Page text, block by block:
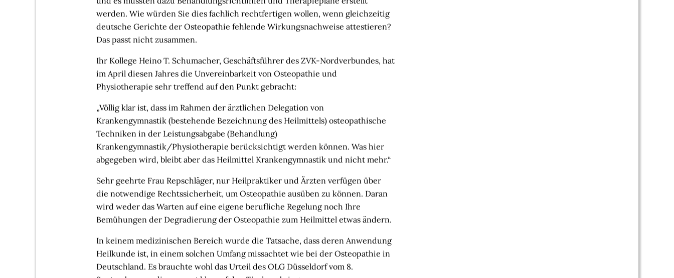
werden. Wie würden Sie dies fachlich rechtfertigen wollen, wenn gleichzeitig
deutsche Gerichte der Osteopathie fehlende Wirkungsnachweise attestieren?
Das passt nicht zusammen.
Ihr Kollege Heino T. Schumacher, Geschäftsführer des ZVK-Nordverbundes, hat
im April diesen Jahres die Unvereinbarkeit von Osteopathie und
Physiotherapie sehr treffend auf den Punkt gebracht:
„Völlig klar ist, dass im Rahmen der ärztlichen Delegation von
Krankengymnastik (bestehende Bezeichnung des Heilmittels) osteopathische
Techniken in der Leistungsabgabe (Behandlung)
Krankengymnastik/Physiotherapie berücksichtigt werden können. Was hier
abgegeben wird, bleibt aber das Heilmittel Krankengymnastik und nicht mehr.“
Sehr geehrte Frau Repschläger, nur Heilpraktiker und Ärzten verfügen über
die notwendige Rechtssicherheit, um Osteopathie ausüben zu können. Daran
wird weder das Warten auf eine eigene berufliche Regelung noch Ihre
Bemühungen der Degradierung der Osteopathie zum Heilmittel etwas ändern.
In keinem medizinischen Bereich wurde die Tatsache, dass deren Anwendung
Heilkunde ist, in einem solchen Umfang missachtet wie bei der Osteopathie in
Deutschland. Es brauchte wohl das Urteil des OLG Düsseldorf vom 8.